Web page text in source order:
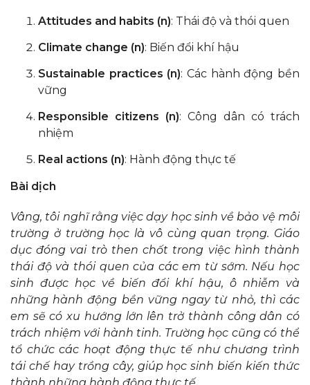
Attitudes and habits (n): Thái độ và thói quen
Climate change (n): Biến đổi khí hậu
Sustainable practices (n): Các hành động bền
vững
Responsible citizens (n): Công dân có trách
nhiệm
Real actions (n): Hành động thực tế
Bài dịch
Vâng, tôi nghĩ rằng việc dạy học sinh về bảo vệ môi
trường ở trường học là vô cùng quan trọng. Giáo
dục đóng vai trò then chốt trong việc hình thành
thái độ và thói quen của các em từ sớm. Nếu học
sinh được học về biến đổi khí hậu, ô nhiễm và
những hành động bền vững ngay từ nhỏ, thì các
em sẽ có xu hướng lớn lên trở thành công dân có
trách nhiệm với hành tinh. Trường học cũng có thể
tổ chức các hoạt động thực tế như chương trình
tái chế hay trồng cây, giúp học sinh biến kiến thức